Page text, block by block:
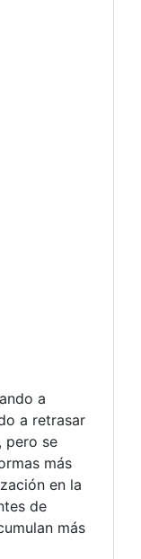
a
a retrasar
pero se
más
en la
de
más